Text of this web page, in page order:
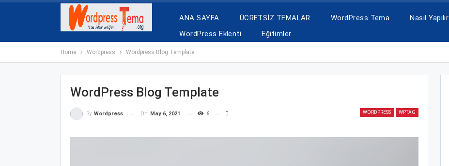
ANA SAYFA ÜCRETSİZ TEMALAR WordPress Tema Nasıl Yapılır
WordPress Eklenti
Eğitimler
Home Wordpress Wordpress Blog Template
WordPress Blog Template
WORDPRESS WPTAG
By Wordpress On May 6, 2021 6